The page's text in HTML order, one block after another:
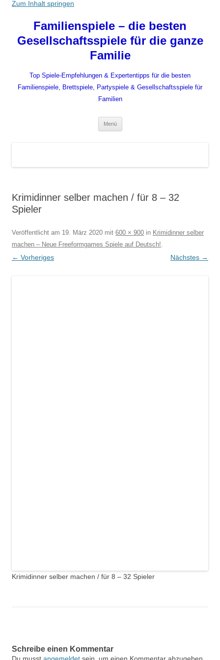
Zum Inhalt springen
Familienspiele – die besten
Gesellschaftsspiele für die ganze
Familie
Top Spiele-Empfehlungen & Expertentipps für die besten
Familienspiele, Brettspiele, Partyspiele & Gesellschaftsspiele für
Familien
Menü
Krimidinner selber machen / für 8 – 32
Spieler
Veröffentlicht am 19. März 2020 mit 600 × 900 in Krimidinner selber
machen – Neue Freeformgames Spiele auf Deutsch!.
← Vorheriges Nächstes →
Krimidinner selber machen / für 8 – 32 Spieler
Schreibe einen Kommentar